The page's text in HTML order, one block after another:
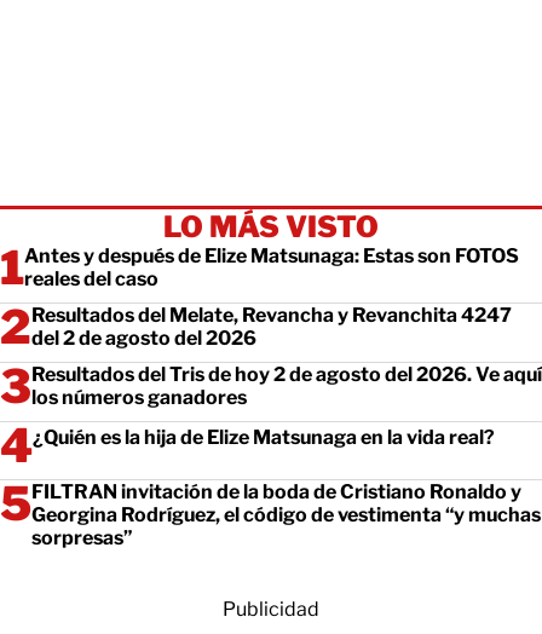
LO MÁS VISTO
Antes y después de Elize Matsunaga: Estas son FOTOS
reales del caso
Resultados del Melate, Revancha y Revanchita 4247
del 2 de agosto del 2026
Resultados del Tris de hoy 2 de agosto del 2026. Ve aquí
los números ganadores
¿Quién es la hija de Elize Matsunaga en la vida real?
FILTRAN invitación de la boda de Cristiano Ronaldo y
Georgina Rodríguez, el código de vestimenta “y muchas
sorpresas”
Publicidad